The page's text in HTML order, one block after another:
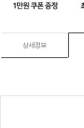
상세정보